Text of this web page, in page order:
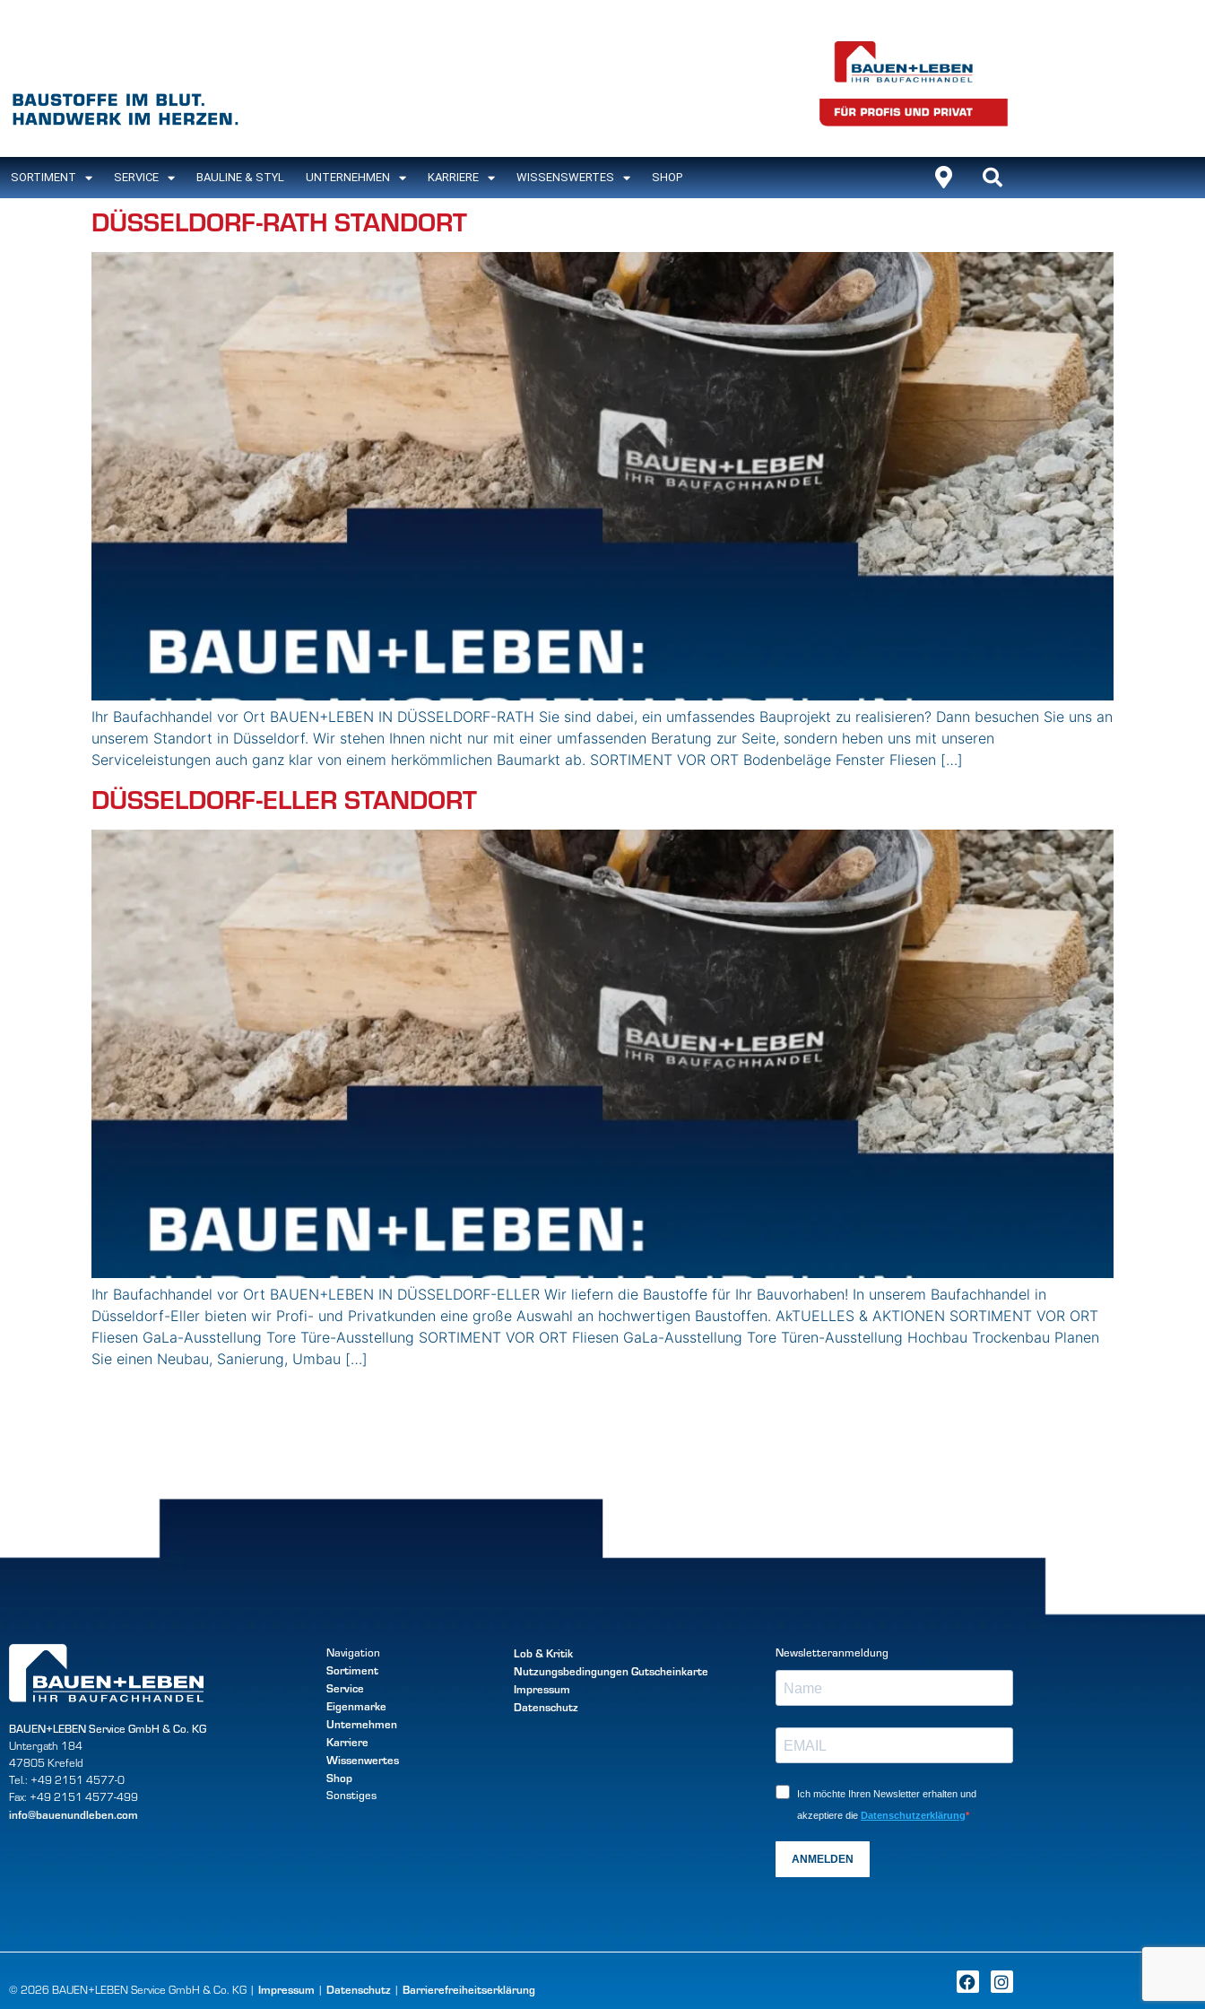
SORTIMENT SERVICE BAULINE & STYL UNTERNEHMEN KARRIERE WISSENSWERTES SHOP
DÜSSELDORF-RATH STANDORT
Ihr Baufachhandel vor Ort BAUEN+LEBEN IN DÜSSELDORF-RATH Sie sind dabei, ein umfassendes Bauprojekt zu realisieren? Dann besuchen Sie uns an
unserem Standort in Düsseldorf. Wir stehen Ihnen nicht nur mit einer umfassenden Beratung zur Seite, sondern heben uns mit unseren
Serviceleistungen auch ganz klar von einem herkömmlichen Baumarkt ab. SORTIMENT VOR ORT Bodenbeläge Fenster Fliesen […]
DÜSSELDORF-ELLER STANDORT
Ihr Baufachhandel vor Ort BAUEN+LEBEN IN DÜSSELDORF-ELLER Wir liefern die Baustoffe für Ihr Bauvorhaben! In unserem Baufachhandel in
Düsseldorf-Eller bieten wir Profi- und Privatkunden eine große Auswahl an hochwertigen Baustoffen. AkTUELLES & AKTIONEN SORTIMENT VOR ORT
Fliesen GaLa-Ausstellung Tore Türe-Ausstellung SORTIMENT VOR ORT Fliesen GaLa-Ausstellung Tore Türen-Ausstellung Hochbau Trockenbau Planen
Sie einen Neubau, Sanierung, Umbau […]
BAUEN+LEBEN Service GmbH & Co. KG
Untergath 184
47805 Krefeld
Tel.: +49 2151 4577-0
Fax: +49 2151 4577-499
info@bauenundleben.com
Navigation
Sortiment
Service
Eigenmarke
Unternehmen
Karriere
Wissenwertes
Shop
Sonstiges
Lob & Kritik
NutzungsbedingungenGutscheinkarte
Impressum
Datenschutz
Newsletteranmeldung
Ich möchte Ihren Newsletter erhalten und
akzeptiere die Datenschutzerklärung
ANMELDEN
© 2026 BAUEN+LEBEN Service GmbH & Co. KG | Impressum | Datenschutz | Barrierefreiheitserklärung